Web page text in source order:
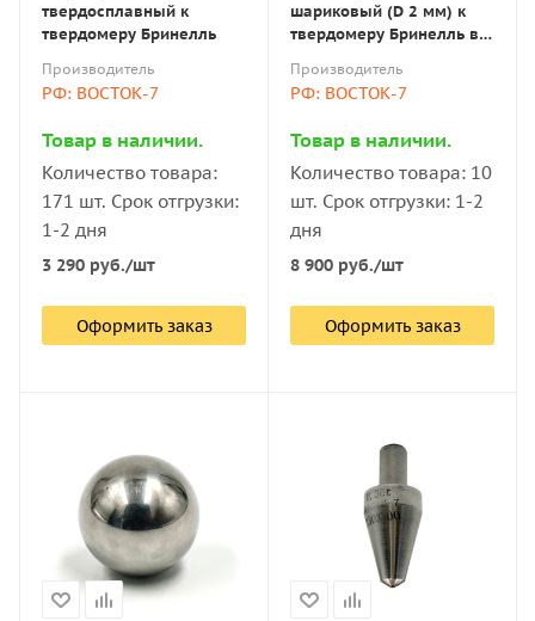
твердосплавный к
твердомеру Бринелль
Производитель
РФ: ВОСТОК-7
Товар в наличии.
Количество товара:
171 шт. Срок отгрузки:
1-2 дня
3 290 руб./шт
Оформить заказ
шариковый (D 2 мм) к
твердомеру Бринелль в
Производитель
РФ: ВОСТОК-7
Товар в наличии.
Количество товара: 10
шт. Срок отгрузки: 1-2
дня
8 900 руб./шт
Оформить заказ